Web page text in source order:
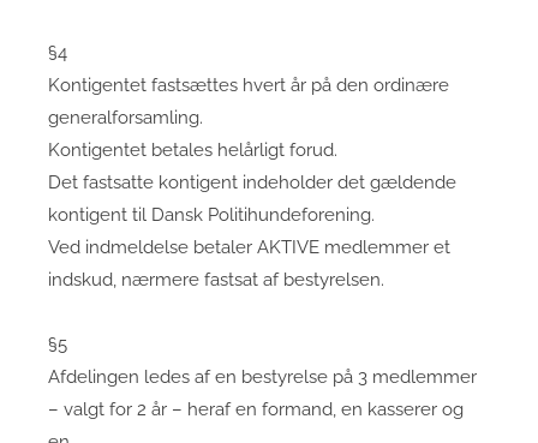
§4
Kontigentet fastsættes hvert år på den ordinære
generalforsamling.
Kontigentet betales helårligt forud.
Det fastsatte kontigent indeholder det gældende
kontigent til Dansk Politihundeforening.
Ved indmeldelse betaler AKTIVE medlemmer et
indskud, nærmere fastsat af bestyrelsen.
§5
Afdelingen ledes af en bestyrelse på 3 medlemmer
– valgt for 2 år – heraf en formand, en kasserer og